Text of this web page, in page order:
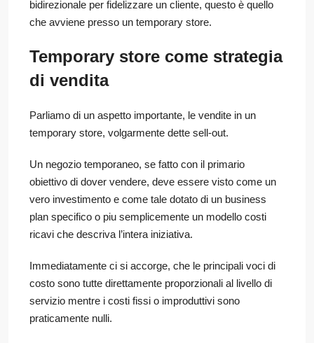
bidirezionale per fidelizzare un cliente, questo è quello
che avviene presso un temporary store.
Temporary store come strategia
di vendita
Parliamo di un aspetto importante, le vendite in un
temporary store, volgarmente dette sell-out.
Un negozio temporaneo, se fatto con il primario
obiettivo di dover vendere, deve essere visto come un
vero investimento e come tale dotato di un business
plan specifico o piu semplicemente un modello costi
ricavi che descriva l’intera iniziativa.
Immediatamente ci si accorge, che le principali voci di
costo sono tutte direttamente proporzionali al livello di
servizio mentre i costi fissi o improduttivi sono
praticamente nulli.